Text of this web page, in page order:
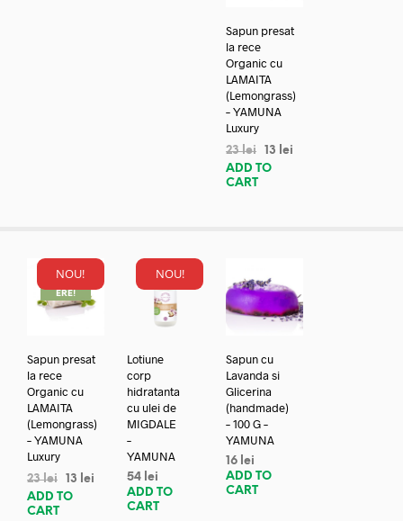
Sapun presat
la rece
Organic cu
LAMAITA
(Lemongrass)
– YAMUNA
Luxury
23lei 13
lei
ADD TO
CART
NOU!
REDUC
ERE!
Sapun presat
la rece
Organic cu
LAMAITA
(Lemongrass)
– YAMUNA
Luxury
23lei 13
lei
ADD TO
CART
NOU!
Lotiune
corp
hidratanta
cu ulei de
MIGDALE
–
YAMUNA
54 lei
ADD TO
CART
Sapun cu
Lavanda si
Glicerina
(handmade)
– 100 G –
YAMUNA
16 lei
ADD TO
CART